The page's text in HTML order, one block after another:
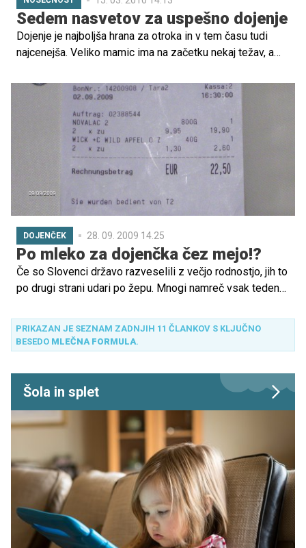
Sedem nasvetov za uspešno dojenje
Dojenje je najboljša hrana za otroka in v tem času tudi
najcenejša. Veliko mamic ima na začetku nekaj težav, a
DOJENČEK 28. 09. 2009 14.25
Po mleko za dojenčka čez mejo!?
Če so Slovenci državo razveselili z večjo rodnostjo, jih to
po drugi strani udari po žepu. Mnogi namreč vsak teden
je čez mejo kar 70 odstotkov cenejše!
PRIKAZAN JE SEZNAM ZADNJIH 11 ČLANKOV S KLJUČNO
BESEDO MLEČNA FORMULA.
Šola in splet